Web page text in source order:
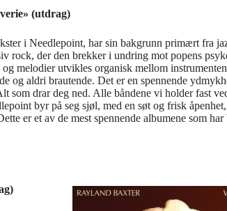
(utdrag)
i Needlepoint, har sin bakgrunn primært fra
rock, der den brekker i undring mot popens
melodier utvikles organisk mellom
og aldri brautende. Det er en spennende
som drar deg ned. Alle båndene vi holder fast
byr på seg sjøl, med en søt og frisk
er et av de mest spennende albumene som